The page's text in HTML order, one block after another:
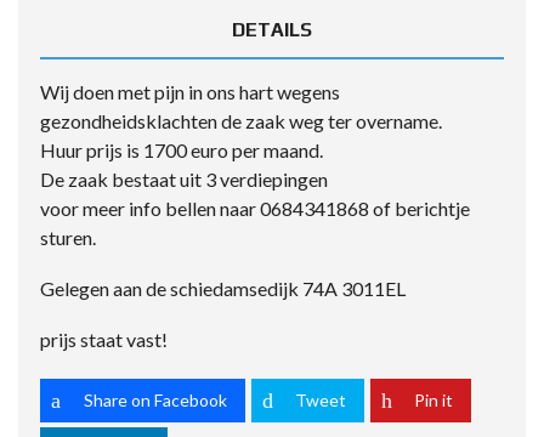
DETAILS
Wij doen met pijn in ons hart wegens
gezondheidsklachten de zaak weg ter overname.
Huur prijs is 1700 euro per maand.
De zaak bestaat uit 3 verdiepingen
voor meer info bellen naar 0684341868 of berichtje
sturen.
Gelegen aan de schiedamsedijk 74A 3011EL
prijs staat vast!
Share on Facebook Tweet Pin it